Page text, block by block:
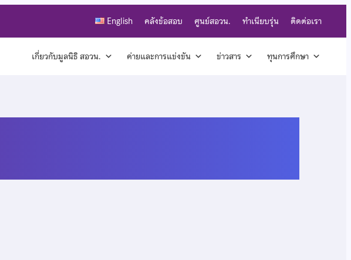
English คลังข้อสอบ ศูนย์สอวน. ทำเนียบรุ่น ติดต่อเรา
เกี่ยวกับมูลนิธิ สอวน. ค่ายและการแข่งขัน ข่าวสาร ทุนการศึกษา